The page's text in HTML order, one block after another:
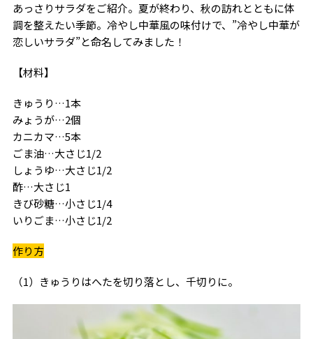
あっさりサラダをご紹介。夏が終わり、秋の訪れとともに体
調を整えたい季節。冷やし中華風の味付けで、”冷やし中華が
恋しいサラダ”と命名してみました！
【材料】
きゅうり…1本
みょうが…2個
カニカマ…5本
ごま油…大さじ1/2
しょうゆ…大さじ1/2
酢…大さじ1
きび砂糖…小さじ1/4
いりごま…小さじ1/2
作り方
（1）きゅうりはへたを切り落とし、千切りに。